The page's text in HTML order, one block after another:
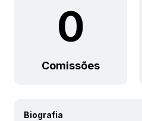
0
Comissões
Biografia